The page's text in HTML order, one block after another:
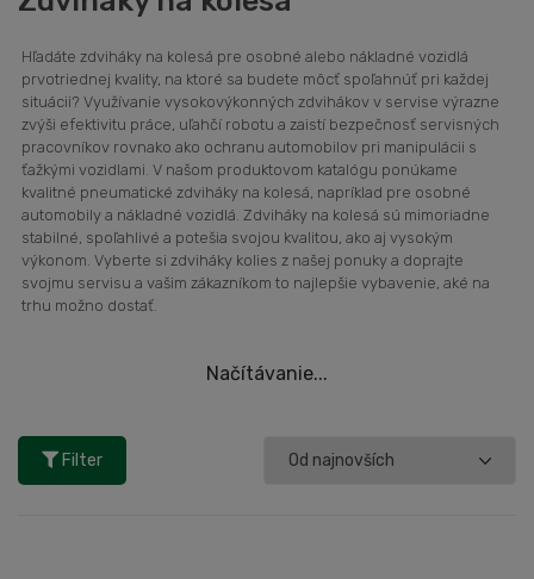
Hľadáte zdviháky na kolesá pre osobné alebo nákladné vozidlá
prvotriednej kvality, na ktoré sa budete môcť spoľahnúť pri každej
situácii? Využívanie vysokovýkonných zdvihákov v servise výrazne
zvýši efektivitu práce, uľahčí robotu a zaistí bezpečnosť servisných
pracovníkov rovnako ako ochranu automobilov pri manipulácii s
ťažkými vozidlami. V našom produktovom katalógu ponúkame
kvalitné pneumatické zdviháky na kolesá, napríklad pre osobné
automobily a nákladné vozidlá. Zdviháky na kolesá sú mimoriadne
stabilné, spoľahlivé a potešia svojou kvalitou, ako aj vysokým
výkonom. Vyberte si zdviháky kolies z našej ponuky a doprajte
svojmu servisu a vašim zákazníkom to najlepšie vybavenie, aké na
trhu možno dostať.
Načítávanie...
Filter